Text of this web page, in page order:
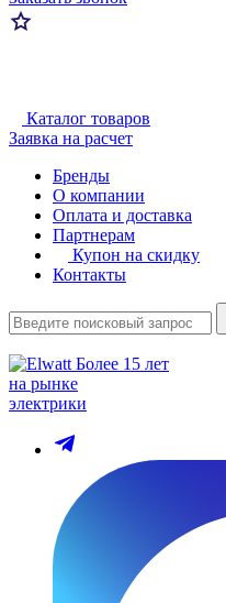
Каталог товаров
Заявка на расчет
Бренды
О компании
Оплата и доставка
Партнерам
Купон на скидку
Контакты
Более 15 лет
на рынке
электрики